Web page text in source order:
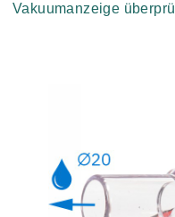
Vakuumanzeige